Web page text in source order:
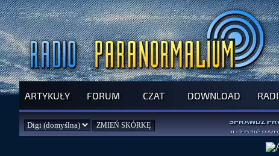
ARTYKUŁY FORUM CZAT DOWNLOAD
JUŻ DZIŚ
NOWE